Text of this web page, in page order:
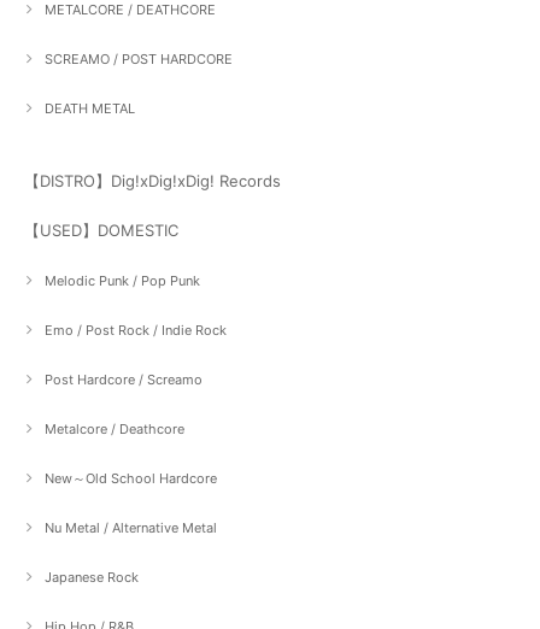
METALCORE / DEATHCORE
SCREAMO / POST HARDCORE
DEATH METAL
【DISTRO】Dig!xDig!xDig! Records
【USED】DOMESTIC
Melodic Punk / Pop Punk
Emo / Post Rock / Indie Rock
Post Hardcore / Screamo
Metalcore / Deathcore
New～Old School Hardcore
Nu Metal / Alternative Metal
Japanese Rock